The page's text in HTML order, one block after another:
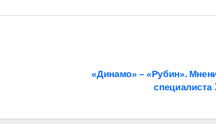
«Динамо» – «Рубин».
специалиста